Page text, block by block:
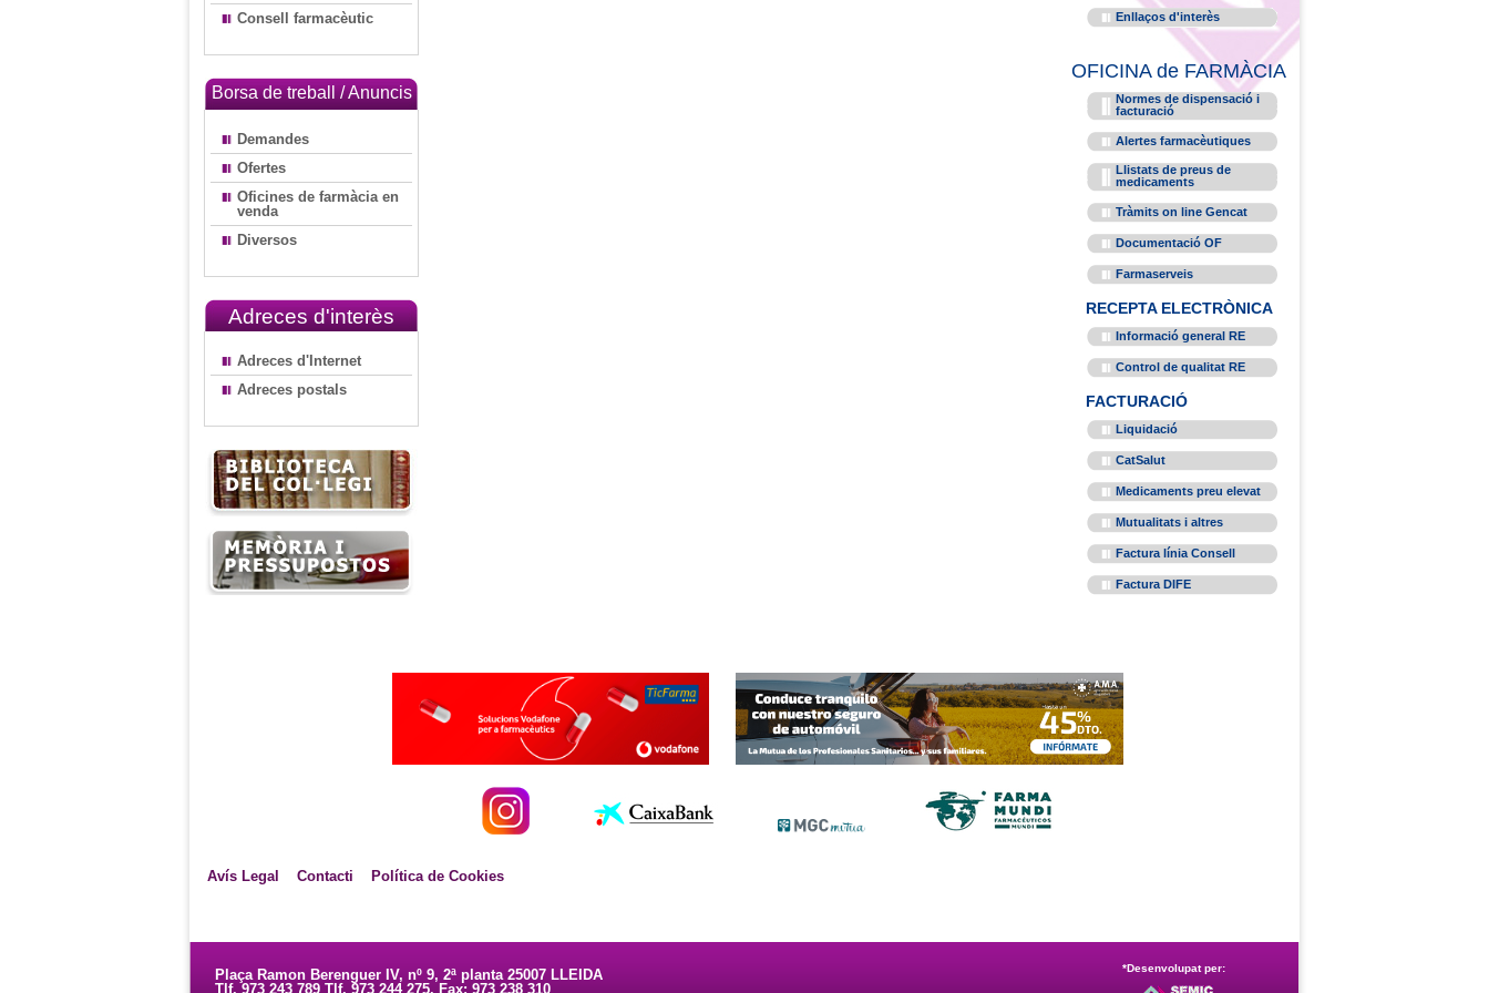
Consell farmacèutic
Borsa de treball / Anuncis
Demandes
Ofertes
Oficines de farmàcia en
venda
Diversos
Adreces d'interès
Adreces d'Internet
Adreces postals
Enllaços d'interès
OFICINA de FARMÀCIA
Normes de dispensació i
facturació
Alertes farmacèutiques
Llistats de preus de
medicaments
Tràmits on line Gencat
Documentació OF
Farmaserveis
RECEPTA ELECTRÒNICA
Informació general RE
Control de qualitat RE
FACTURACIÓ
Liquidació
CatSalut
Medicaments preu elevat
Mutualitats i altres
Factura línia Consell
Factura DIFE
Avís Legal Contacti Política de Cookies
Plaça Ramon Berenguer IV, nº 9, 2ª planta 25007 LLEIDA
Tlf. 973 243 789 Tlf. 973 244 275. Fax: 973 238 310
*Desenvolupat per: